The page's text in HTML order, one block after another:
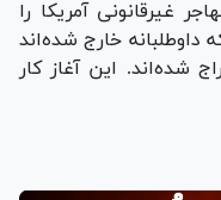
از ۲ میلیون مهاجر غیرقانونی آمریکا را
میلیون نفر که داوطلبانه خارج شده‌اند
اخراج شده‌اند. این آغاز کار